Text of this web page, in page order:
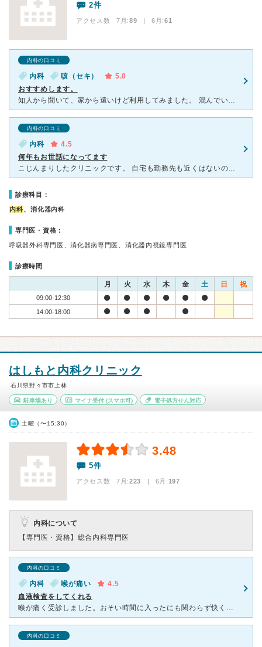
2件
アクセス数 7月:89 | 6月:61
内科の口コミ
内科 咳（セキ）
5.0
おすすめします。
知人から聞いて、家から遠いけど利用してみました。 混んでいましたが、待ち時間の雰囲気と、スタッフの気づかいで、2歳の子連れでも待てました。小児科じゃないのに、絵本も置いてあったし、シールもらったり、
内科の口コミ
内科
4.5
何年もお世話になってます
こじんまりしたクリニックです。 自宅も勤務先も近くはないのですが、知人に 良い病院だと勧められて受診しました。 もう何年も定期的に通院しています。 先生はざっくばらんな感じで、偉そうでもな
診療科目：
内科、消化器内科
専門医・資格：
呼吸器外科専門医、消化器病専門医、消化器内視鏡専門医
診療時間
月 火 水 木 金 土 日 祝
09:00-12:30
14:00-18:00
はしもと内科クリニック
石川県野々市市上林
駐車場あり マイナ受付(スマホ可) 電子処方せん対応
土曜（〜15:30）
3.48
5件
アクセス数 7月:223 | 6月:197
内科について
【専門医・資格】 総合内科専門医
内科の口コミ
内科 喉が痛い
4.5
血液検査をしてくれる
喉が痛く受診しました。おそい時間に入ったにも関わらず快く受け入れてくださいました。 血液検査をしてくれます。 そのためバイキン性のものなのかがはっきりわかり、お薬も的確です。過去の履歴もきちん
内科の口コミ